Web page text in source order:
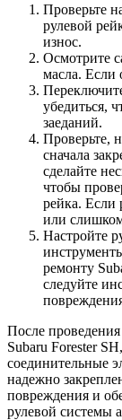
Проверьте
рулевой
износ.
Осмотрите
масла. Если
убедиться,
заеданий.
Проверьте,
сначала
сделайте
чтобы
рейка. Если
или слишком
Настройте
ремонту
следуйте
После
Subaru Forester
соединительные
надежно
повреждения и
рулевой системы